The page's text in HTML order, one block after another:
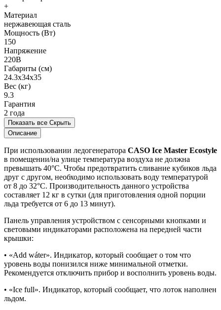
+
Материал
нержавеющая сталь
Мощность (Вт)
150
Напряжение
220В
Габариты (см)
24.3x34x35
Вес (кг)
9.3
Гарантия
2 года
Показать все Скрыть
Описание
При использовании ледогенератора CASO Ice Master Ecostyle
в помещении/на улице температура воздуха не должна
превышать 40°C. Чтобы предотвратить сливание кубиков льда
друг с другом, необходимо использовать воду температурой
от 8 до 32°C. Производительность данного устройства
составляет 12 кг в сутки (для приготовления одной порции
льда требуется от 6 до 13 минут).
Панель управления устройством с сенсорными кнопками и
световыми индикаторами расположена на передней части
крышки:
• «Add wáter». Индикатор, который сообщает о том что
уровень воды понизился ниже минимальной отметки.
Рекомендуется отключить прибор и восполнить уровень воды.
• «Ice full». Индикатор, который сообщает, что лоток наполнен
льдом.